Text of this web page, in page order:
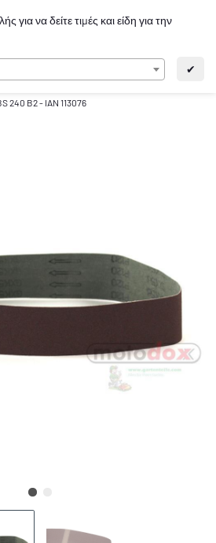
για να δείτε τιμές και είδη για την
✔
EL
240 B2 - IAN 113076